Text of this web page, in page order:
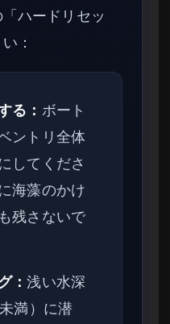
ハードリセッ
：
る： ボート
ントリ全体
してくださ
海藻のかけ
残さないで
：浅い水深
満）に潜